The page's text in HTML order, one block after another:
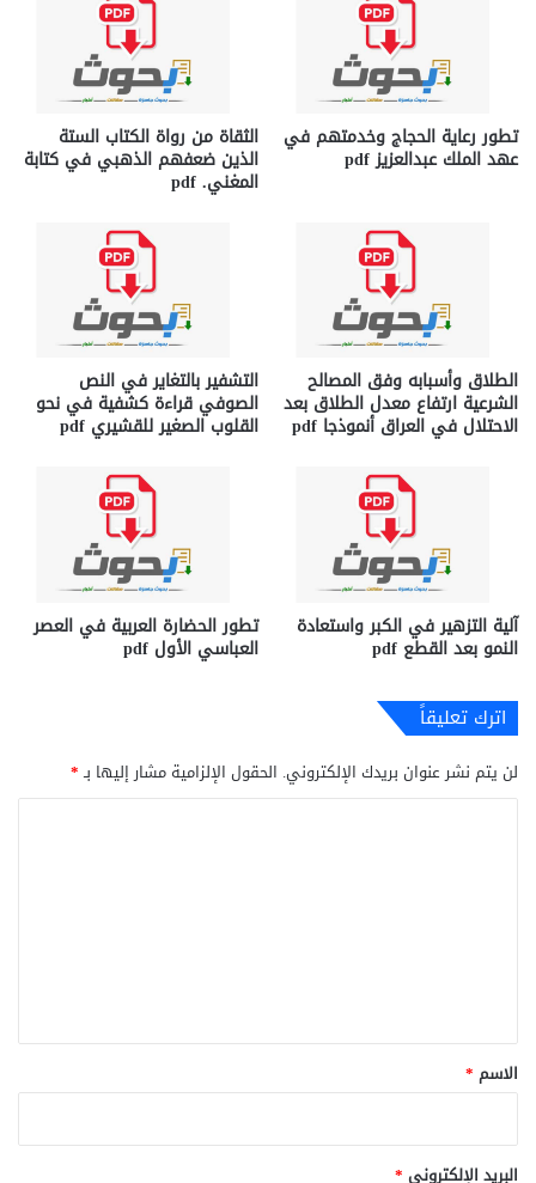
تطور رعاية الحجاج وخدمتهم في
عهد الملك عبدالعزيز pdf
الثقاة من رواة الكتاب الستة
الذين ضعفهم الذهبي في كتابة
المغني. pdf
الطلاق وأسبابه وفق المصالح
الشرعية ارتفاع معدل الطلاق بعد
الاحتلال في العراق أنموذجا pdf
التشفير بالتغاير في النص
الصوفي قراءة كشفية في نحو
القلوب الصغير للقشيري pdf
آلية التزهير في الكبر واستعادة
النمو بعد القطع pdf
تطور الحضارة العربية في العصر
العباسي الأول pdf
اترك تعليقاً
لن يتم نشر عنوان بريدك الإلكتروني. الحقول الإلزامية مشار إليها بـ*
*
الاسم *
البريد الإلكتروني *